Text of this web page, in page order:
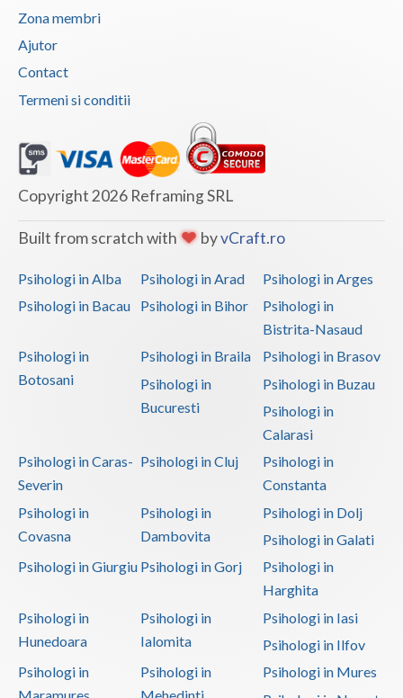
Zona membri
Ajutor
Contact
Termeni si conditii
Copyright 2026 Reframing SRL
Built from scratch with byvCraft.ro
Psihologi in Alba Psihologi in Arad
Psihologi in Arges
Psihologi in Bacau
Psihologi in Bihor
Psihologi in
Bistrita-Nasaud
Psihologi in
Botosani
Psihologi in Braila
Psihologi in Brasov
Psihologi in
Bucuresti
Psihologi in Buzau
Psihologi in
Calarasi
Psihologi in Caras-
Severin
Psihologi in Cluj
Psihologi in
Constanta
Psihologi in
Covasna
Psihologi in
Dambovita
Psihologi in Dolj
Psihologi in Galati
Psihologi in Giurgiu Psihologi in Gorj
Psihologi in
Harghita
Psihologi in
Hunedoara
Psihologi in
Ialomita
Psihologi in Iasi
Psihologi in Ilfov
Psihologi in
Psihologi in
Psihologi in Mures